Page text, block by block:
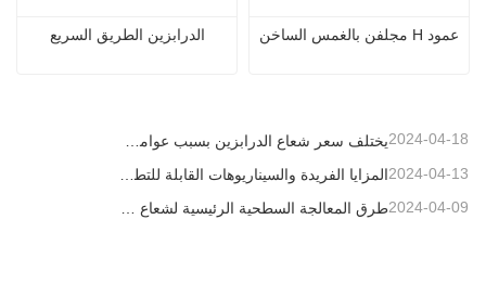
الدرابزين الطريق السريع عمود H مجلفن بالغمس الساخن
2024-04-18
2024-04-13
طرق المعالجة السطحية الرئيسية لشعاع الدرابزين 2024-04-09